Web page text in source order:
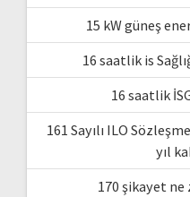
15 kW güneş
16 saatlik is
16 saatlik
161 Sayılı ILO
yıl
170 şikayet ne